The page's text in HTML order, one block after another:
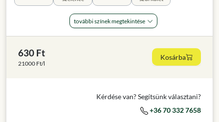
további színek megtekintése
630 Ft
21000 Ft/l
Kosárba
Kérdése van? Segítsünk választani?
+36 70 332 7658